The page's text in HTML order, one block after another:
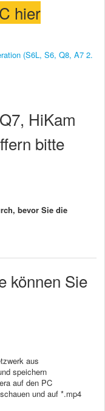
hier
(S6L, S6, Q8, A7 2.
HiKam
bitte
bevor Sie die
können Sie
aus
speichern
auf den PC
und auf *.mp4